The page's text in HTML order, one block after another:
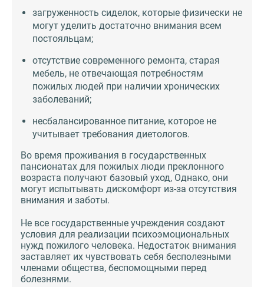
загруженность сиделок, которые физически не
могут уделить достаточно внимания всем
постояльцам;
отсутствие современного ремонта, старая
мебель, не отвечающая потребностям
пожилых людей при наличии хронических
заболеваний;
несбалансированное питание, которое не
учитывает требования диетологов.
Во время проживания в государственных
пансионатах для пожилых люди преклонного
возраста получают базовый уход, Однако, они
могут испытывать дискомфорт из-за отсутствия
внимания и заботы.
Не все государственные учреждения создают
условия для реализации психоэмоциональных
нужд пожилого человека. Недостаток внимания
заставляет их чувствовать себя бесполезными
членами общества, беспомощными перед
болезнями.